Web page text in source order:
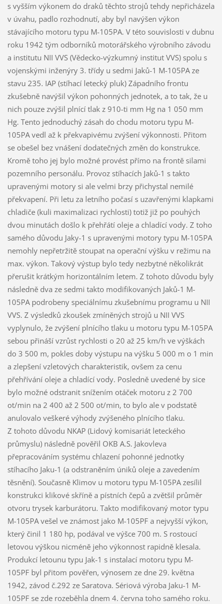
s vyšším výkonem do draků těchto strojů tehdy nepřicházela
v úvahu, padlo rozhodnutí, aby byl navýšen výkon
stávajícího motoru typu M-105PA. V této souvislosti v dubnu
roku 1942 tým odborníků motorářského výrobního závodu
a institutu NII VVS (Vědecko-výzkumný institut VVS) spolu s
vojenskými inženýry 3. třídy u sedmi Jaků-1 M-105PA ze
stavu 235. IAP (stíhací letecký pluk) Západního frontu
zkušebně navýšil výkon pohonných jednotek, a to tak, že u
nich pouze zvýšil plnící tlak z 910-ti mm Hg na 1 050 mm
Hg. Tento jednoduchý zásah do chodu motoru typu M-
105PA vedl až k překvapivému zvýšení výkonnosti. Přitom
se obešel bez vnášení dodatečných změn do konstrukce.
Kromě toho jej bylo možné provést přímo na frontě silami
pozemního personálu. Provoz stíhacích Jaků-1 s takto
upravenými motory si ale velmi brzy přichystal nemilé
překvapení. Při letu za letního počasí s uzavřenými klapkami
chladiče (kuli maximalizaci rychlosti) totiž již po pouhých
dvou minutách došlo k přehřátí oleje a chladící vody. Z toho
samého důvodu Jaky-1 s upravenými motory typu M-105PA
nemohly nepřetržitě stoupat na operační výšku v režimu na
max. výkon. Takový výstup bylo tedy nezbytné několikrát
přerušit krátkým horizontálním letem. Z tohoto důvodu byly
následně dva ze sedmi takto modifikovaných Jaků-1 M-
105PA podrobeny speciálnímu zkušebnímu programu u NII
VVS. Z výsledků zkoušek zmíněných strojů u NII VVS
vyplynulo, že zvýšení plnícího tlaku u motoru typu M-105PA
sebou přináší vzrůst rychlosti o 20 až 25 km/h ve výškách
do 3 500 m, pokles doby výstupu na výšku 5 000 m o 1 min
a zlepšení vzletových charakteristik, ovšem za cenu
přehřívání oleje a chladící vody. Posledně uvedené by sice
bylo možné odstranit snížením otáček motoru z 2 700
ot/min na 2 400 až 2 500 ot/min, to bylo ale v podstatě
anulovalo veškeré výhody zvýšeného plnícího tlaku.
Z tohoto důvodu NKAP (Lidový komisariát leteckého
průmyslu) následně pověřil OKB A.S. Jakovleva
přepracováním systému chlazení pohonné jednotky
stíhacího Jaku-1 (a odstraněním úniků oleje a zavedením
těsnění). Současně Klimov u motoru typu M-105PA zesílil
konstrukci klikové skříně a pístních čepů a zvětšil průměr
otvoru trysek karburátoru. Takto modifikovaný motor typu
M-105PA vešel ve známost jako M-105PF a nejvyšší výkon,
který činil 1 180 hp, podával ve výšce 700 m. S rostoucí
letovou výškou nicméně jeho výkonnost rapidně klesala.
Produkcí letounu typu Jak-1 s instalací motoru typu M-
105PF byl přitom pověřen, výnosem ze dne 29. května
1942, závod č.292 ze Saratova. Sériová výroba Jaku-1 M-
105PF se zde rozeběhla dnem 4. června toho samého roku.